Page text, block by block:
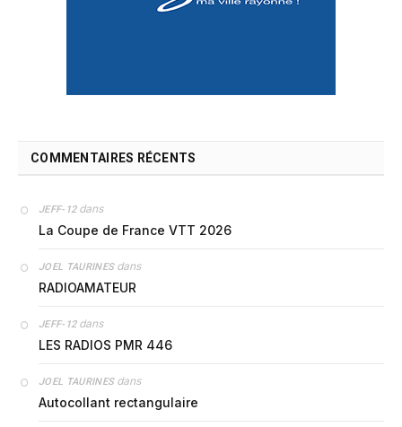
COMMENTAIRES RÉCENTS
JEFF-12dans
La Coupe de France VTT 2026
JOEL TAURINESdans
RADIOAMATEUR
JEFF-12dans
LES RADIOS PMR 446
JOEL TAURINESdans
Autocollant rectangulaire